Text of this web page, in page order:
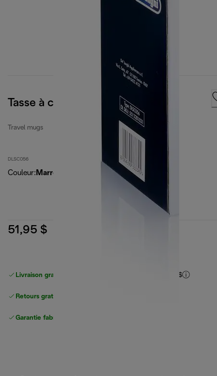
Tasse à café « Aventurier »
Travel mugs
DLSC056
Couleur: Marron
51,95 $
Livraison gratuite pour les commandes de plus de 40 $
Retours gratuits
Garantie fabricant complète